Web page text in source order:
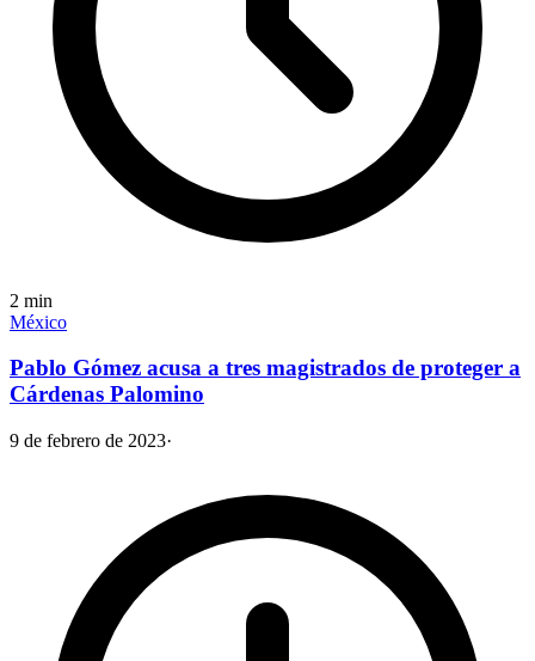
2 min
México
Pablo Gómez acusa a tres magistrados de proteger a
Cárdenas Palomino
9 de febrero de 2023·